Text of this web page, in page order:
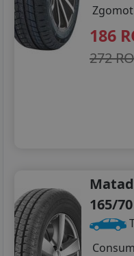
215/55R17
215/60R17
235/65R17
205/40R18
Zgomot
186
272
165/
Consum